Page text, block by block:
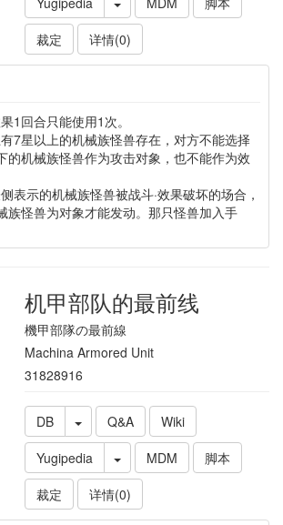
裁定
详情(0)
1回合只能使用1次。
7星以上的机械族怪兽存在，对方不能选择
的机械族怪兽作为攻击对象，也不能作为效
表示的机械族怪兽被战斗·效果破坏的场合，
族怪兽为对象才能发动。那只怪兽加入手
机甲部队的最前线
機甲部隊の最前線
Machina Armored Unit
31828916
DB Q&A
Wiki
Yugipedia
MDM
脚本
裁定
详情(0)